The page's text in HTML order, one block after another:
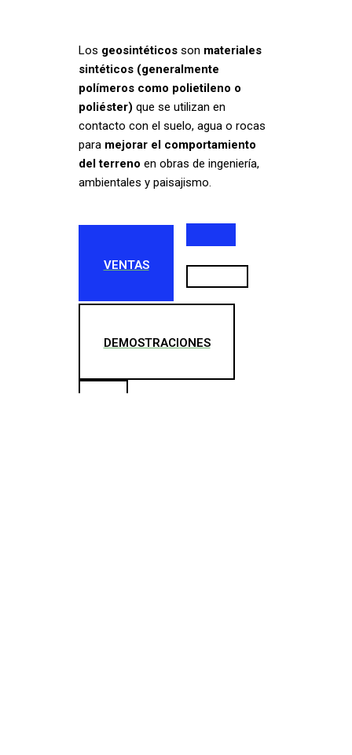
Los geosintéticos son materiales
sintéticos (generalmente
polímeros como polietileno o
poliéster) que se utilizan en
contacto con el suelo, agua o rocas
para mejorar el comportamiento
del terreno en obras de ingeniería,
ambientales y paisajismo.
VENTAS
DEMOSTRACIONES